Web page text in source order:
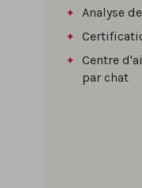
Analyse
Centre
par chat